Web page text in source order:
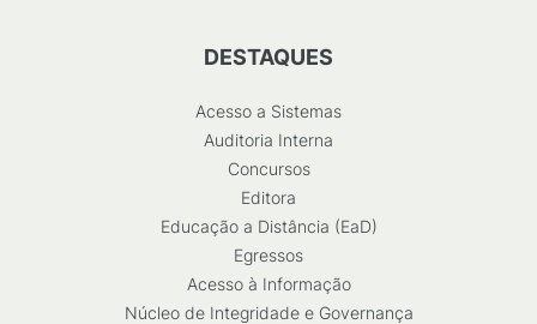
DESTAQUES
Acesso a Sistemas
Auditoria Interna
Concursos
Editora
Educação a Distância (EaD)
Egressos
Acesso à Informação
Núcleo de Integridade e Governança